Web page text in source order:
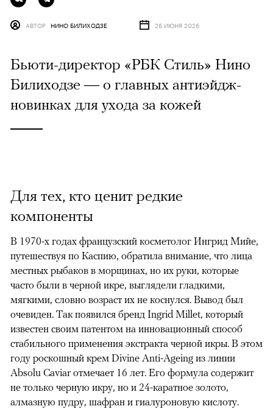
АВТОР НИНО БИЛИХОДЗЕ 26 ИЮНЯ 2026
Бьюти-директор «РБК Стиль» Нино
Билиходзе — о главных антиэйдж-
новинках для ухода за кожей
Для тех, кто ценит редкие
компоненты
В 1970-х годах французский косметолог Ингрид Мийе,
путешествуя по Каспию, обратила внимание, что лица
местных рыбаков в морщинах, но их руки, которые
часто были в черной икре, выглядели гладкими,
мягкими, словно возраст их не коснулся. Вывод был
очевиден. Так появился бренд Ingrid Millet, который
известен своим патентом на инновационный способ
стабильного применения экстракта черной икры. В этом
году роскошный крем Divine Anti-Ageing из линии
Absolu Caviar отмечает 16 лет. Его формула содержит
не только черную икру, но и 24-каратное золото,
алмазную пудру, шафран и гиалуроновую кислоту.